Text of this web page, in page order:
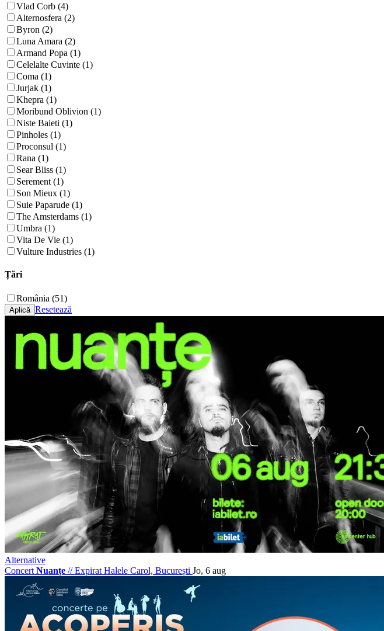
Vlad Corb (4)
Alternosfera (2)
Byron (2)
Luna Amara (2)
Armand Popa (1)
Celelalte Cuvinte (1)
Coma (1)
Jurjak (1)
Khepra (1)
Moribund Oblivion (1)
Niste Baieti (1)
Pinholes (1)
Proconsul (1)
Rana (1)
Sear Bliss (1)
Serement (1)
Son Mieux (1)
Suie Paparude (1)
The Amsterdams (1)
Umbra (1)
Vita De Vie (1)
Vulture Industries (1)
Țări
România (51)
Resetează
Alternative
Concert Nuanțe //Expirat Halele Carol, București Jo, 6 aug